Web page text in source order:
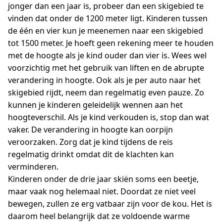
jonger dan een jaar is, probeer dan een skigebied te
vinden dat onder de 1200 meter ligt. Kinderen tussen
de één en vier kun je meenemen naar een skigebied
tot 1500 meter. Je hoeft geen rekening meer te houden
met de hoogte als je kind ouder dan vier is. Wees wel
voorzichtig met het gebruik van liften en de abrupte
verandering in hoogte. Ook als je per auto naar het
skigebied rijdt, neem dan regelmatig even pauze. Zo
kunnen je kinderen geleidelijk wennen aan het
hoogteverschil. Als je kind verkouden is, stop dan wat
vaker. De verandering in hoogte kan oorpijn
veroorzaken. Zorg dat je kind tijdens de reis
regelmatig drinkt omdat dit de klachten kan
verminderen.
Kinderen onder de drie jaar skiën soms een beetje,
maar vaak nog helemaal niet. Doordat ze niet veel
bewegen, zullen ze erg vatbaar zijn voor de kou. Het is
daarom heel belangrijk dat ze voldoende warme